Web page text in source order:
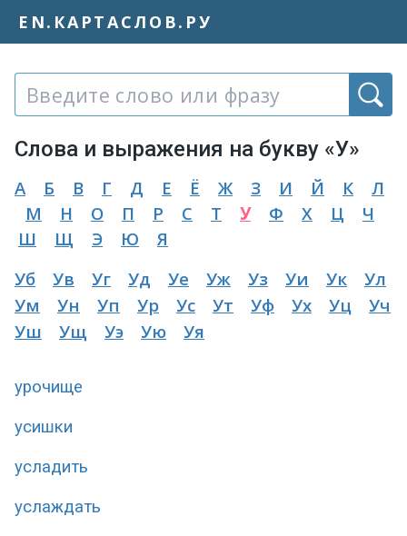
EN.КАРТАСЛОВ.РУ
Слова и выражения на букву «У»
А Б В Г Д Е Ё Ж З И Й К
Л
М
Н О П Р С Т У Ф Х Ц
Ч
Ш
Щ Э Ю
Я
Уб
Ув Уг Уд Уе Уж Уз Уи Ук
Ул
Ум
Ун Уп Ур Ус Ут Уф Ух Уц
Уч
Уш
Ущ Уэ Ую Уя
урочище
усишки
усладить
услаждать